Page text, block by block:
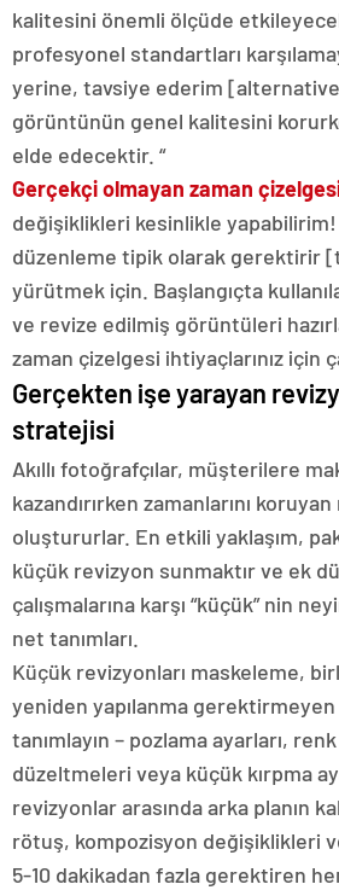
kalitesini önemli ölçüde
profesyonel standartları
yerine, tavsiye ederim
görüntünün genel kalitesini
elde edecektir. “
Gerçekçi olmayan zaman
değişiklikleri kesinlikle
düzenleme tipik olarak gerektirir
yürütmek için. Başlangıçta
ve revize edilmiş görüntüleri
zaman çizelgesi ihtiyaçlarınız için
Gerçekten işe yarayan
stratejisi
Akıllı fotoğrafçılar, müşterilere
kazandırırken zamanlarını
oluştururlar. En etkili yaklaşım,
küçük revizyon sunmaktır ve ek
çalışmalarına karşı “küçük” nin
net tanımları.
Küçük revizyonları maskeleme,
yeniden yapılanma
tanımlayın – pozlama ayarları,
düzeltmeleri veya küçük kırpma
revizyonlar arasında arka planın
rötuş, kompozisyon değişiklikleri
5-10 dakikadan fazla gerektiren